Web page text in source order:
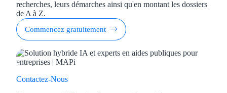
recherches, leurs démarches ainsi qu'en montant les dossiers
de A à Z.
Commencez gratuitement
Contactez-Nous